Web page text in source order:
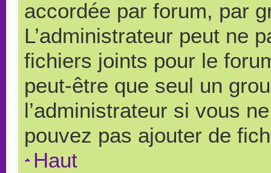
accordée par forum, par
L’administrateur peut ne
fichiers joints pour le
peut-être que seul un
l’administrateur si vous
pouvez pas ajouter de
Haut